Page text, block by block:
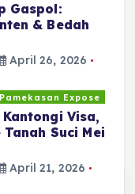
Gaspol:
& Bedah
April 26, 2026
Pamekasan Expose
Visa,
Suci Mei
April 21, 2026